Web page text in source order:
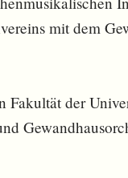
mit dem
Fakultät der